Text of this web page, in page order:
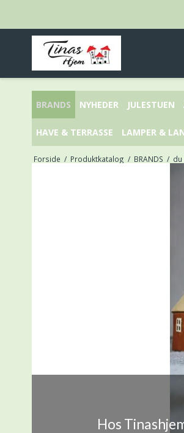
BRANDS NYHEDER JULESTUEN
HAVE & TERRASSE LAMPER &
Forside / Produktkatalog / BRANDS / du
Hos